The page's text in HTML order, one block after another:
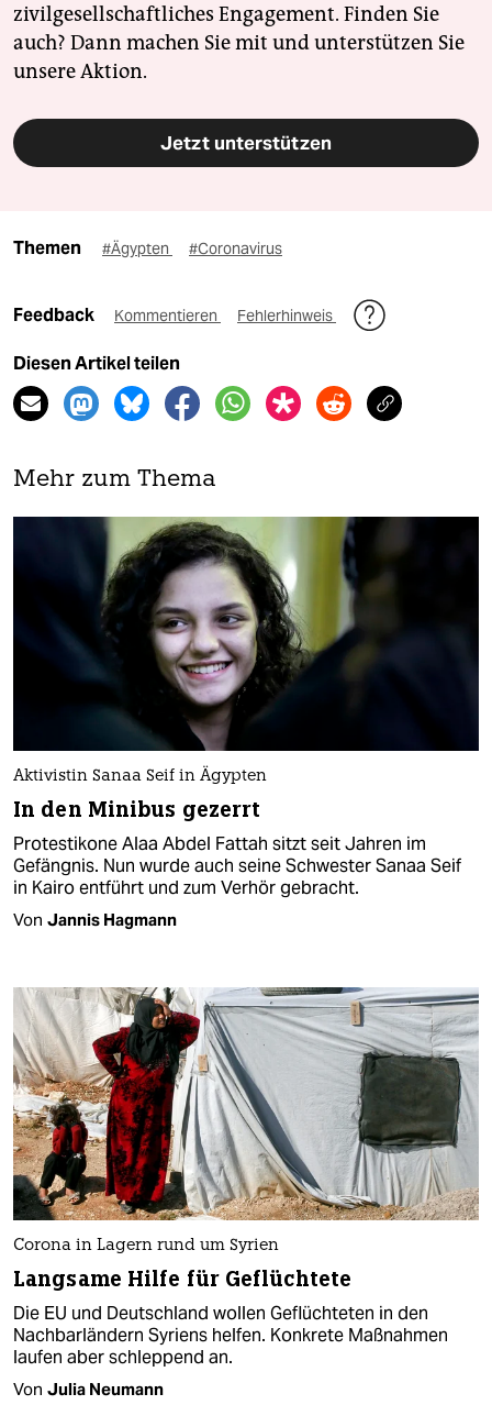
zivilgesellschaftliches Engagement. Finden Sie
auch? Dann machen Sie mit und unterstützen Sie
unsere Aktion.
Jetzt unterstützen
Themen #Ägypten #Coronavirus
Feedback Kommentieren Fehlerhinweis
Diesen Artikel teilen
Mehr zum Thema
Aktivistin Sanaa Seif in Ägypten
In den Minibus gezerrt
Protestikone Alaa Abdel Fattah sitzt seit Jahren im
Gefängnis. Nun wurde auch seine Schwester Sanaa Seif
in Kairo entführt und zum Verhör gebracht.
Von Jannis Hagmann
Corona in Lagern rund um Syrien
Langsame Hilfe für Geflüchtete
Die EU und Deutschland wollen Geflüchteten in den
Nachbarländern Syriens helfen. Konkrete Maßnahmen
laufen aber schleppend an.
Von Julia Neumann